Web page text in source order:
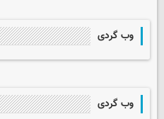
وب گردی
وب گردی